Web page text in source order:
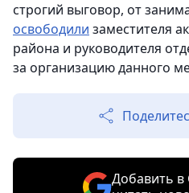
строгий выговор, от
освободили заместителя
района и руководителя
за организацию данного
Добавить в